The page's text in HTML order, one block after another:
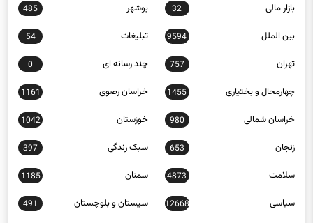
بازار مالی 32 بوشهر 485
بین الملل 9594 تبلیغات 54
تهران 757 چند رسانه ای 0
چهارمحال و بختیاری 1455 خراسان رضوی 1161
خراسان شمالی 980 خوزستان 1042
زنجان 653 سبک زندگی 397
سلامت 4873 سمنان 1185
سیاسی 12668 سیستان و بلوچستان 491